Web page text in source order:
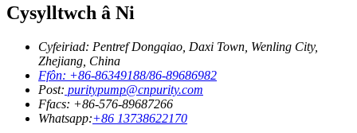
Cysylltwch â Ni
Cyfeiriad: Pentref Dongqiao, Daxi Town, Wenling City,
Zhejiang, China
Ffôn: +86-86349188/86-89686982
Post: puritypump@cnpurity.com
Ffacs: +86-576-89687266
Whatsapp:+86 13738622170